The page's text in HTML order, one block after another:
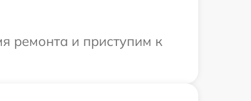
ремонта и приступим к